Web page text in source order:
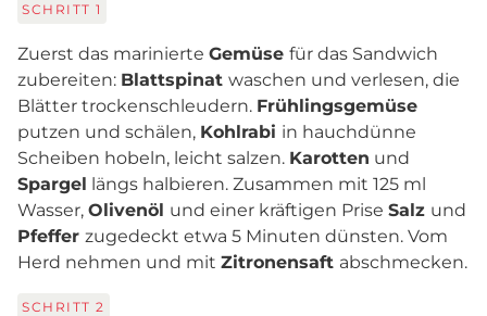
SCHRITT 1
Zuerst das marinierte Gemüse für das Sandwich
zubereiten: Blattspinat waschen und verlesen, die
Blätter trockenschleudern. Frühlingsgemüse
putzen und schälen, Kohlrabi in hauchdünne
Scheiben hobeln, leicht salzen. Karotten und
Spargel längs halbieren. Zusammen mit 125 ml
Wasser, Olivenöl und einer kräftigen Prise Salz und
Pfeffer zugedeckt etwa 5 Minuten dünsten. Vom
Herd nehmen und mit Zitronensaft abschmecken.
SCHRITT 2